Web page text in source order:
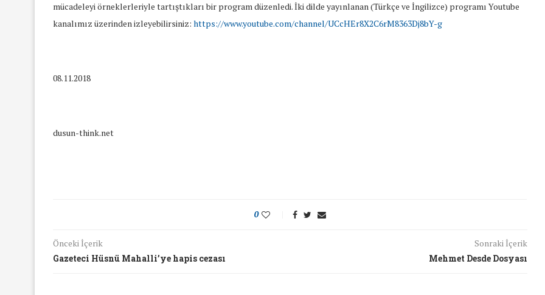
mücadeleyi örneklerleriyle tartıştıkları bir program düzenledi. İki dilde yayınlanan (Türkçe ve İngilizce) programı Youtube
kanalımız üzerinden izleyebilirsiniz: https://www.youtube.com/channel/UCcHEr8X2C6rM8363Dj8bY-g
08.11.2018
dusun-think.net
0
Önceki İçerik
Gazeteci Hüsnü Mahalli’ye hapis cezası
Sonraki İçerik
Mehmet Desde Dosyası